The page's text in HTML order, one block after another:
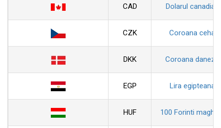
CAD Dolarul canadian
CZK Coroana ceha
DKK Coroana daneza
EGP Lira egipteana
HUF 100 Forinti